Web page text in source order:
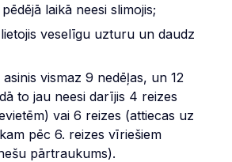
laikā neesi slimojis;
veselīgu uzturu un daudz
vismaz 9 nedēļas, un 12
to jau neesi darījis 4 reizes
vai 6 reizes (attiecas uz
pēc 6. reizes vīriešiem
pārtraukums).